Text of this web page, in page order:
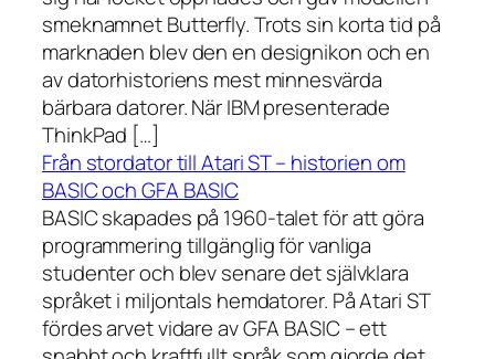
smeknamnet Butterfly. Trots sin korta tid på
marknaden blev den en designikon och en
av datorhistoriens mest minnesvärda
bärbara datorer. När IBM presenterade
ThinkPad […]
Från stordator till Atari ST – historien om
BASIC och GFA BASIC
BASIC skapades på 1960-talet för att göra
programmering tillgänglig för vanliga
studenter och blev senare det självklara
språket i miljontals hemdatorer. På Atari ST
fördes arvet vidare av GFA BASIC – ett